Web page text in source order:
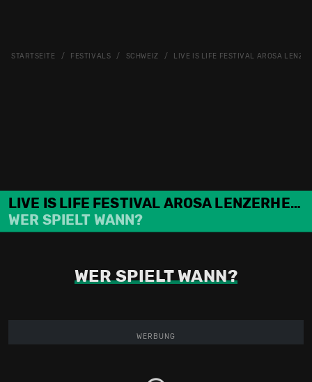
STARTSEITE FESTIVALS SCHWEIZ LIVE IS LIFE FESTIVAL AROSA
LIVE IS LIFE FESTIVAL AROSA LENZERHEIDE
WER SPIELT WANN?
WER SPIELT WANN?
WERBUNG